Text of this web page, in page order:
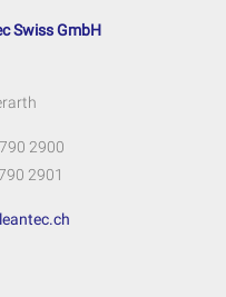
Swiss GmbH
2900
2901